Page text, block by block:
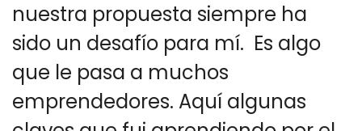
nuestra propuesta siempre ha
sido un desafío para mí. Es algo
que le pasa a muchos
emprendedores. Aquí algunas